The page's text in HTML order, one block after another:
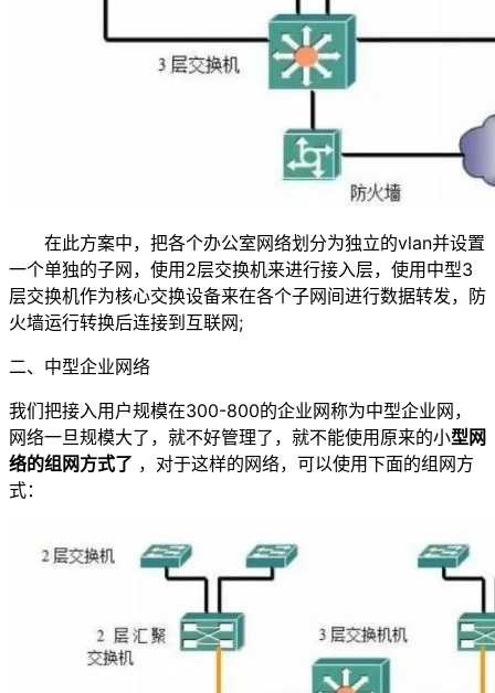
在此方案中，把各个办公室网络划分为独立的vlan并设置
一个单独的子网，使用2层交换机来进行接入层，使用中型3
层交换机作为核心交换设备来在各个子网间进行数据转发，防
火墙运行转换后连接到互联网;
二、中型企业网络
我们把接入用户规模在300-800的企业网称为中型企业网，
网络一旦规模大了，就不好管理了，就不能使用原来的小型网
络的组网方式了 ，对于这样的网络，可以使用下面的组网方
式：